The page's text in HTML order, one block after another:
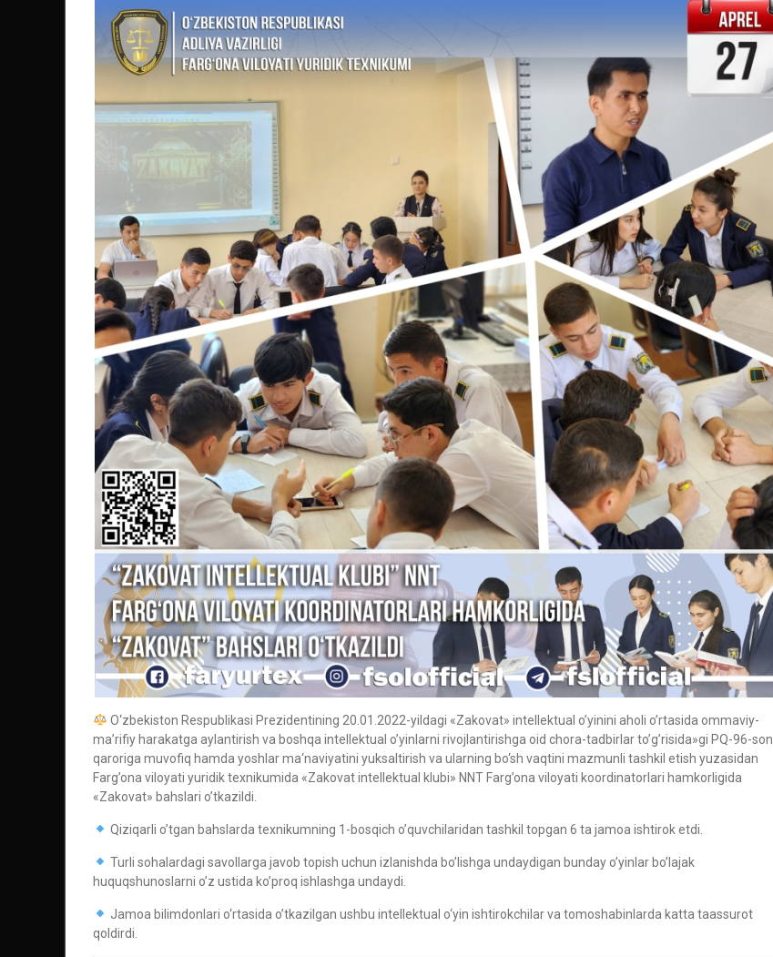
O‘zbekiston Respublikasi Prezidentining 20.01.2022-yildagi «Zаkovаt» intellektuаl oʼyinini аholi oʼrtаsidа ommаviy-
mа’rifiy hаrаkаtgа аylаntirish vа boshqа intellektuаl oʼyinlаrni rivojlаntirishgа oid chorа-tаdbirlаr toʼgʼrisidа»gi PQ-96-son
qaroriga muvofiq hamda yoshlar ma‘naviyatini yuksaltirish va ularning bo‘sh vaqtini mazmunli tashkil etish yuzasidan
Farg’ona viloyati yuridik texnikumida «Zakovat intellektual klubi» NNT Farg’ona viloyati koordinatorlari hamkorligida
«Zakovat» bahslari o’tkazildi.
Qiziqarli o’tgan bahslarda texnikumning 1-bosqich o’quvchilaridan tashkil topgan 6 ta jamoa ishtirok etdi.
Turli sohalardagi savollarga javob topish uchun izlanishda bo’lishga undaydigan bunday o’yinlar bo’lajak
huquqshunoslarni o’z ustida ko’proq ishlashga undaydi.
Jamoa bilimdonlari o‘rtasida o’tkazilgan ushbu intellektual o‘yin ishtirokchilar va tomoshabinlarda katta taassurot
qoldirdi.